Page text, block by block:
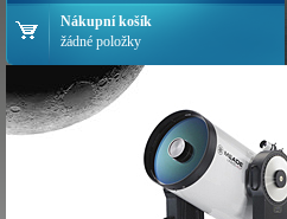
Nákupní košík
žádné položky